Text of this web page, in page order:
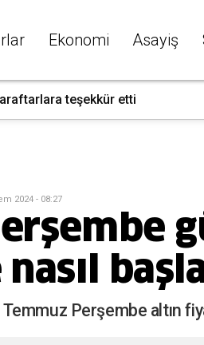
Ekonomi Asayiş
teşekkür etti
2024 - 08:27
Temmuz Perşembe altın